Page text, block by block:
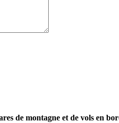
de montagne et de vols en